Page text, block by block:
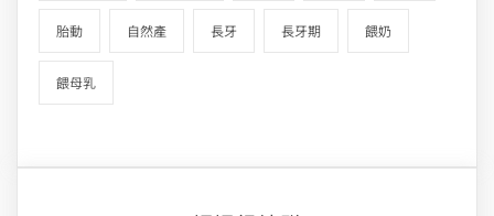
胎動 自然產 長牙 長牙期 餵奶
餵母乳